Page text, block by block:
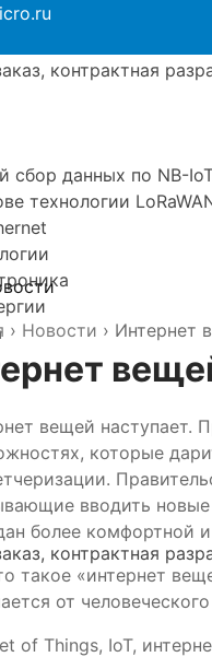
сбор данных по NB-
технологии
› Новости › Интернет
вещей наступает.
которые
вводить новые
более комфортной
такое «интернет
от
of Things, IoT,